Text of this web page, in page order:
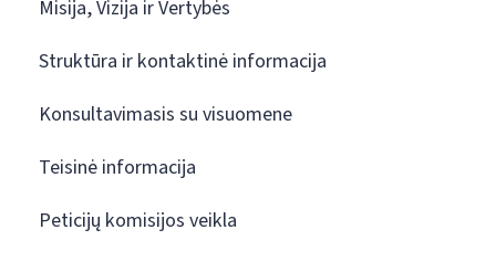
Misija, Vizija ir Vertybės
Struktūra ir kontaktinė informacija
Konsultavimasis su visuomene
Teisinė informacija
Peticijų komisijos veikla